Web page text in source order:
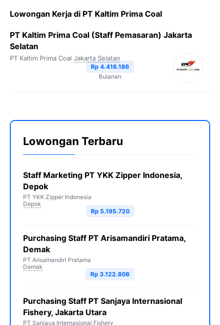
Lowongan Kerja di PT Kaltim Prima Coal
PT Kaltim Prima Coal (Staff Pemasaran) Jakarta
Selatan
PT Kaltim Prima Coal Jakarta Selatan
Rp 4.416.186
Bulanan
Lowongan Terbaru
Staff Marketing PT YKK Zipper Indonesia,
Depok
PT YKK Zipper Indonesia
Depok
Rp 5.195.720
Purchasing Staff PT Arisamandiri Pratama,
Demak
PT Arisamandiri Pratama
Demak
Rp 3.122.806
Purchasing Staff PT Sanjaya Internasional
Fishery, Jakarta Utara
PT Sanjaya Internasional Fishery